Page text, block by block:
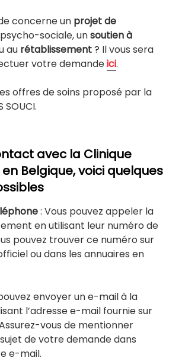
concerne un projet de
psycho-sociale, unsoutien à
au rétablissement? Il vous sera
votre demandeici.
offres de soins proposé par la
SOUCI.
avec la Clinique
en Belgique, voici quelques
: Vous pouvez appeler la
en utilisant leur numéro de
pouvez trouver ce numéro sur
ou dans les annuaires en
envoyer un e-mail à la
l’adresse e-mail fournie sur
vous de mentionner
de votre demande dans
e-mail.